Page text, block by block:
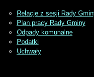
Relacje z sesji Rady
Plan pracy Rady Gminy
Odpady komunalne
Podatki
Uchwały